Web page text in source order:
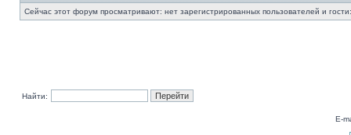
Сейчас этот форум просматривают: нет зарегистрированных пользователей и
Найти:
E-